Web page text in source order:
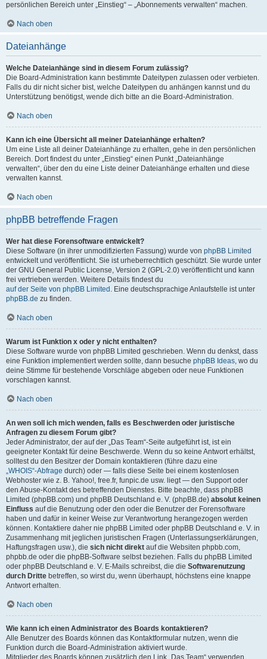
persönlichen Bereich unter „Einstieg“ – „Abonnements verwalten“ machen.
Nach oben
Dateianhänge
Welche Dateianhänge sind in diesem Forum zulässig?
Die Board-Administration kann bestimmte Dateitypen zulassen oder verbieten.
Falls du dir nicht sicher bist, welche Dateitypen du anhängen kannst und du
Unterstützung benötigst, wende dich bitte an die Board-Administration.
Nach oben
Kann ich eine Übersicht all meiner Dateianhänge erhalten?
Um eine Liste all deiner Dateianhänge zu erhalten, gehe in den persönlichen
Bereich. Dort findest du unter „Einstieg“ einen Punkt „Dateianhänge
verwalten“, über den du eine Liste deiner Dateianhänge erhalten und diese
verwalten kannst.
Nach oben
phpBB betreffende Fragen
Wer hat diese Forensoftware entwickelt?
Diese Software (in ihrer unmodifizierten Fassung) wurde von phpBB Limited
entwickelt und veröffentlicht. Sie ist urheberrechtlich geschützt. Sie wurde unter
der GNU General Public License, Version 2 (GPL-2.0) veröffentlicht und kann
frei vertrieben werden. Weitere Details findest du
auf der Seite von phpBB Limited . Eine deutschsprachige Anlaufstelle ist unter
phpBB.de zu finden.
Nach oben
Warum ist Funktion x oder y nicht enthalten?
Diese Software wurde von phpBB Limited geschrieben. Wenn du denkst, dass
eine Funktion implementiert werden sollte, dann besuche phpBB Ideas, wo du
deine Stimme für bestehende Vorschläge abgeben oder neue Funktionen
vorschlagen kannst.
Nach oben
An wen soll ich mich wenden, falls es Beschwerden oder juristische
Anfragen zu diesem Forum gibt?
Jeder Administrator, der auf der „Das Team“-Seite aufgeführt ist, ist ein
geeigneter Kontakt für deine Beschwerde. Wenn du so keine Antwort erhältst,
solltest du den Besitzer der Domain kontaktieren (führe dazu eine
„WHOIS“-Abfrage durch) oder — falls diese Seite bei einem kostenlosen
Webhoster wie z. B. Yahoo!, free.fr, funpic.de usw. liegt — den Support oder
den Abuse-Kontakt des betreffenden Dienstes. Bitte beachte, dass phpBB
Limited (phpBB.com) und phpBB Deutschland e. V. (phpBB.de) absolut keinen
Einfluss auf die Benutzung oder den oder die Benutzer der Forensoftware
haben und dafür in keiner Weise zur Verantwortung herangezogen werden
können. Kontaktiere daher nie phpBB Limited oder phpBB Deutschland e. V. in
Zusammenhang mit jeglichen juristischen Fragen (Unterlassungserklärungen,
Haftungsfragen usw.), die sich nicht direkt auf die Websiten phpbb.com,
phpbb.de oder die phpBB-Software selbst beziehen. Falls du phpBB Limited
oder phpBB Deutschland e. V. E-Mails schreibst, die die Softwarenutzung
durch Dritte betreffen, so wirst du, wenn überhaupt, höchstens eine knappe
Antwort erhalten.
Nach oben
Wie kann ich einen Administrator des Boards kontaktieren?
Alle Benutzer des Boards können das Kontaktformular nutzen, wenn die
Funktion durch die Board-Administration aktiviert wurde.
Mitglieder des Boards können zusätzlich den Link „Das Team“ verwenden.